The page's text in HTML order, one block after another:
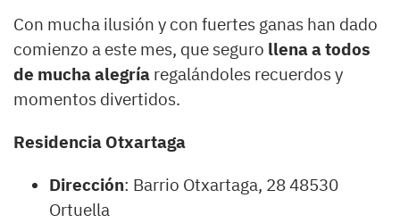
Con mucha ilusión y con fuertes ganas han dado
comienzo a este mes, que seguro llena a todos
de mucha alegría regalándoles recuerdos y
momentos divertidos.
Residencia Otxartaga
Dirección: Barrio Otxartaga, 28 48530
Ortuella